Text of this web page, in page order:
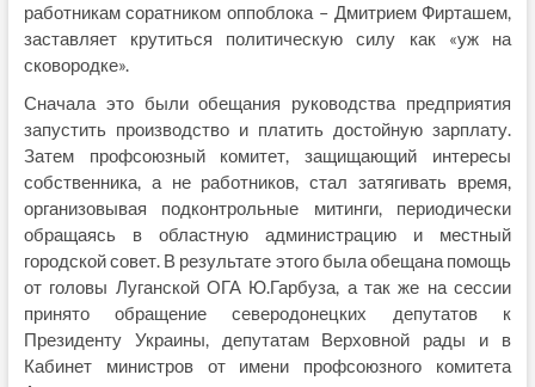
работникам соратником оппоблока – Дмитрием Фирташем,
заставляет крутиться политическую силу как «уж на
сковородке».
Сначала это были обещания руководства предприятия
запустить производство и платить достойную зарплату.
Затем профсоюзный комитет, защищающий интересы
собственника, а не работников, стал затягивать время,
организовывая подконтрольные митинги, периодически
обращаясь в областную администрацию и местный
городской совет. В результате этого была обещана помощь
от головы Луганской ОГА Ю.Гарбуза, а так же на сессии
принято обращение северодонецких депутатов к
Президенту Украины, депутатам Верховной рады и в
Кабинет министров от имени профсоюзного комитета